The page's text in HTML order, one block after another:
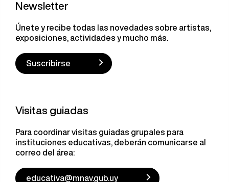
Newsletter
Únete y recibe todas las novedades sobre artistas,
exposiciones, actividades y mucho más.
Suscribirse
Visitas guiadas
Para coordinar visitas guiadas grupales para
instituciones educativas, deberán comunicarse al
correo del área:
educativa@mnav.gub.uy